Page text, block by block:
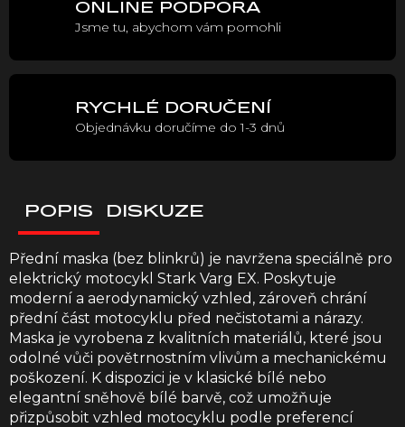
ONLINE PODPORA
Jsme tu, abychom vám pomohli
RYCHLÉ DORUČENÍ
Objednávku doručíme do 1-3 dnů
POPIS DISKUZE
Přední maska (bez blinkrů) je navržena speciálně pro
elektrický motocykl Stark Varg EX. Poskytuje
moderní a aerodynamický vzhled, zároveň chrání
přední část motocyklu před nečistotami a nárazy.
Maska je vyrobena z kvalitních materiálů, které jsou
odolné vůči povětrnostním vlivům a mechanickému
poškození. K dispozici je v klasické bílé nebo
elegantní sněhově bílé barvě, což umožňuje
přizpůsobit vzhled motocyklu podle preferencí